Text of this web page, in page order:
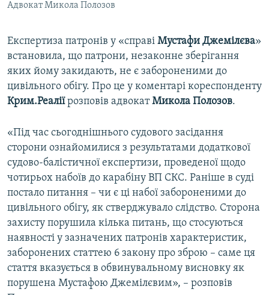
ІНФОГРАФІКА
ДОЛУЧАЙСЯ!
Усі сайти RFE/RL
Адвокат Микола Полозов
Експертиза патронів у «справі Мустафи Джемілєва»
встановила, що патрони, незаконне зберігання
яких йому закидають, не є забороненими до
цивільного обігу. Про це у коментарі кореспонденту
Крим.Реаліїрозповів адвокатМикола Полозов.
«Під час сьогоднішнього судового засідання
сторони ознайомилися з результатами додаткової
судово-балістичної експертизи, проведеної щодо
чотирьох набоїв до карабіну ВП СКС. Раніше в суді
постало питання – чи є ці набої забороненими до
цивільного обігу, як стверджувало слідство. Сторона
захисту порушила кілька питань, що стосуються
наявності у зазначених патронів характеристик,
заборонених статтею 6 закону про зброю – саме ця
стаття вказується в обвинувальному висновку як
порушена Мустафою Джемілєвим», – розповів